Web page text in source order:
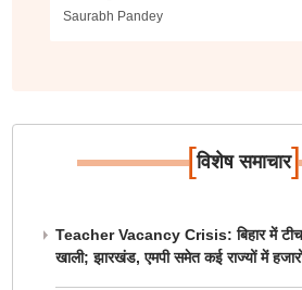
Saurabh Pandey
[विशेष समाचार]
Teacher Vacancy Crisis: बिहार में
खाली; झारखंड, एमपी समेत कई राज्यों में